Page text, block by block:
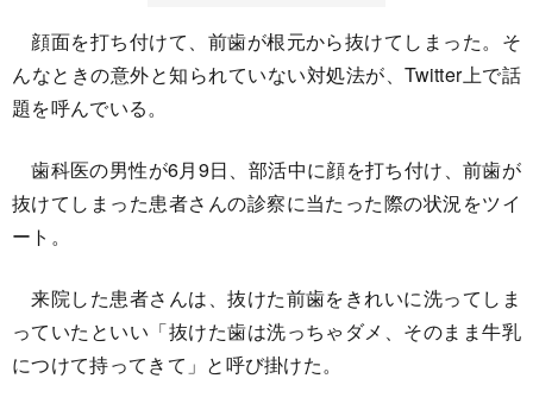
顔面を打ち付けて、前歯が根元から抜けてしまった。そ
んなときの意外と知られていない対処法が、Twitter上で話
題を呼んでいる。
歯科医の男性が6月9日、部活中に顔を打ち付け、前歯が
抜けてしまった患者さんの診察に当たった際の状況をツイ
ート。
来院した患者さんは、抜けた前歯をきれいに洗ってしま
っていたといい「抜けた歯は洗っちゃダメ、そのまま牛乳
につけて持ってきて」と呼び掛けた。